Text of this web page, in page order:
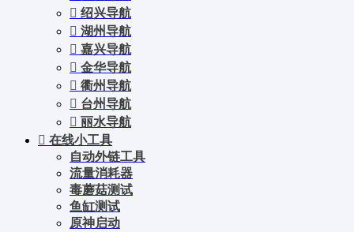
绍兴导航
湖州导航
嘉兴导航
金华导航
衢州导航
台州导航
丽水导航
在线小工具
自动外链工具
流量消耗器
毒蘑菇测试
鱼缸测试
原神启动